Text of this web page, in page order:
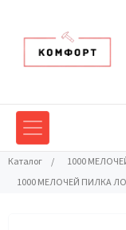
Каталог / 1000
1000 МЕЛОЧЕЙ ПИЛКА